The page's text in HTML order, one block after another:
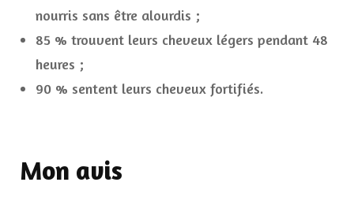
nourris sans être alourdis ;
85 % trouvent leurs cheveux légers pendant 48
heures ;
90 % sentent leurs cheveux fortifiés.
Mon avis